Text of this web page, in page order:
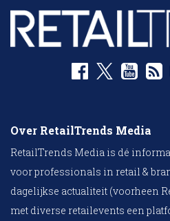
Over RetailTrends Media
RetailTrends Media is dé
voor professionals in retail &
dagelijkse actualiteit (voorheen
met diverse retailevents een